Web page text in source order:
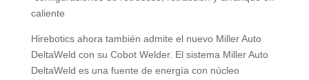
caliente
Hirebotics ahora también admite el nuevo Miller Auto
DeltaWeld con su Cobot Welder. El sistema Miller Auto
DeltaWeld es una fuente de energía con núcleo